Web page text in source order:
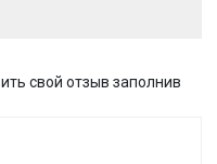
свой отзыв заполнив